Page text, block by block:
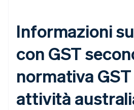
Informazioni
con GST
normativa
attività